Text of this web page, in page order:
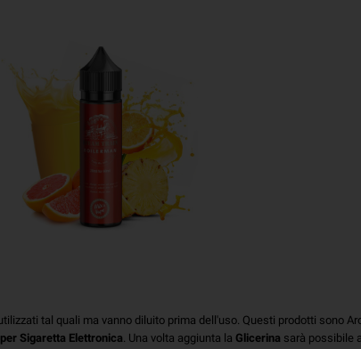
tal quali ma vanno diluito prima dell'uso. Questi prodotti sono
Sigaretta Elettronica . Una volta aggiunta la Glicerina sarà possibile